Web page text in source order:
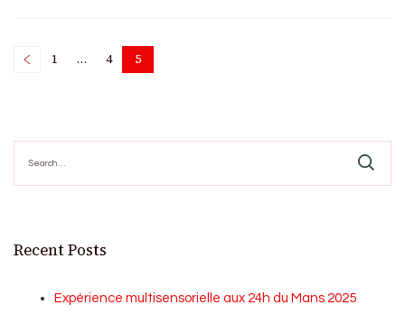
Posts
Page
1 … Page
4 Page
5
for:
Recent Posts
Expérience multisensorielle aux 24h du Mans 2025